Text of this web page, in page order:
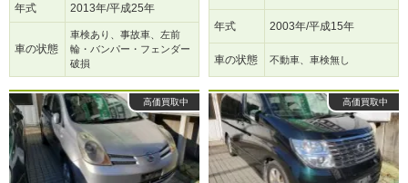
年式 2013年/平成25年
車の状態
車検あり、事故車、左前
輪・バンパー・フェンダー
破損
年式 2003年/平成15年
車の状態 不動車、車検無し
高価買取中 高価買取中